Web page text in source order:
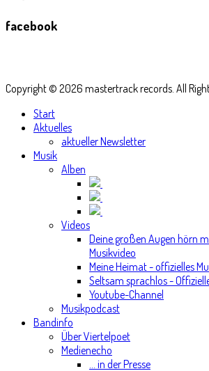
facebook
Copyright © 2026 mastertrack records. All
Start
Aktuelles
aktueller Newsletter
Musik
Alben
Videos
Deine großen Augen hörn
Musikvideo
Meine Heimat - offizielles
Seltsam sprachlos -
Youtube-Channel
Musikpodcast
Bandinfo
Über Viertelpoet
Medienecho
... in der Presse